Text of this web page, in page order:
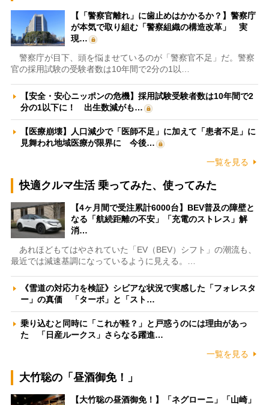
【「警察官離れ」に歯止めはかかるか？】警察庁
が本気で取り組む「警察組織の構造改革」 実
現…
警察庁が目下、頭を悩ませているのが「警察官不足」だ。警察
官の採用試験の受験者数は10年間で2分の1以…
【安全・安心ニッポンの危機】採用試験受験者数は10年間で2
分の1以下に！ 出生数減がも…
【医療崩壊】人口減少で「医師不足」に加えて「患者不足」に
見舞われ地域医療が限界に 今後…
一覧を見る
快適クルマ生活 乗ってみた、使ってみた
【4ヶ月間で受注累計6000台】BEV普及の障壁と
なる「航続距離の不安」「充電のストレス」解
消…
あれほどもてはやされていた「EV（BEV）シフト」の潮流も、
最近では減速基調になっているように見える。…
《雪道の対応力を検証》シビアな状況で実感した「フォレスタ
ー」の真価 「ターボ」と「スト…
乗り込むと同時に「これが軽？」と戸惑うのには理由があっ
た 「日産ルークス」さらなる躍進…
一覧を見る
大竹聡の「昼酒御免！」
【大竹聡の昼酒御免！】「ネグローニ」「山崎」